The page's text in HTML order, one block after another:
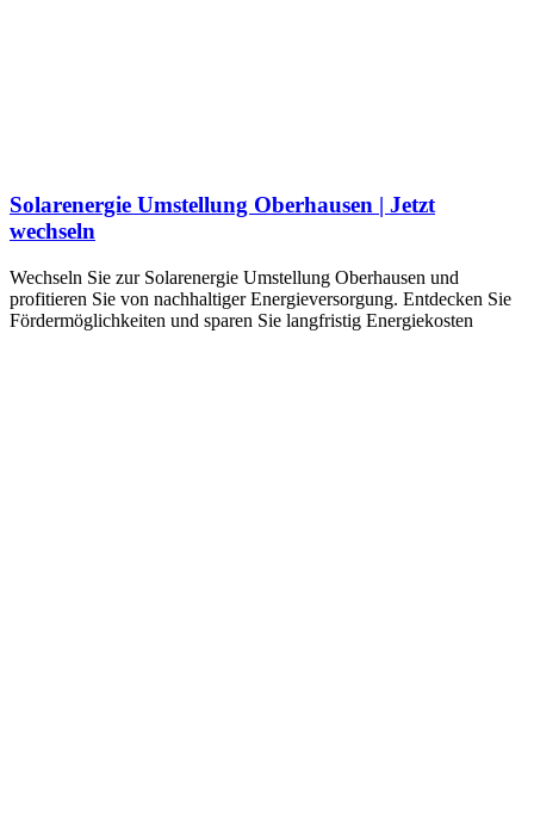
Solarenergie Umstellung Oberhausen | Jetzt
wechseln
Wechseln Sie zur Solarenergie Umstellung Oberhausen und
profitieren Sie von nachhaltiger Energieversorgung. Entdecken Sie
Fördermöglichkeiten und sparen Sie langfristig Energiekosten